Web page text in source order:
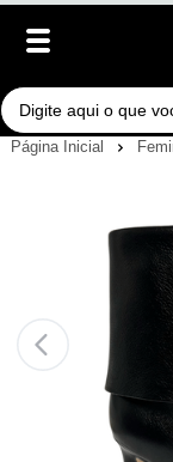
Página Inicial